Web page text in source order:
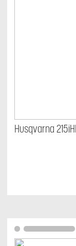
Husqvarna